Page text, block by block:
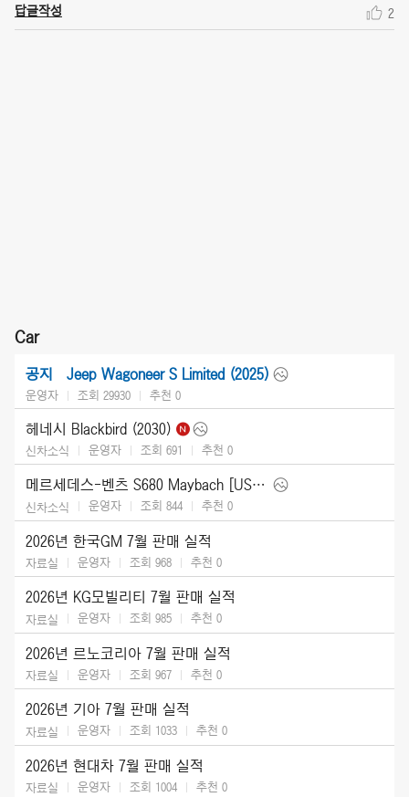
답글작성 2
Car
공지 Jeep Wagoneer S Limited (2025)
운영자 조회 29930 추천 0
헤네시 Blackbird (2030)
신차소식 운영자 조회 691 추천 0
메르세데스-벤츠 S680 Maybach [US] (2027)
신차소식 운영자 조회 844 추천 0
2026년 한국GM 7월 판매 실적
자료실 운영자 조회 968 추천 0
2026년 KG모빌리티 7월 판매 실적
자료실 운영자 조회 985 추천 0
2026년 르노코리아 7월 판매 실적
자료실 운영자 조회 967 추천 0
2026년 기아 7월 판매 실적
자료실 운영자 조회 1033 추천 0
2026년 현대차 7월 판매 실적
자료실 운영자 조회 1004 추천 0